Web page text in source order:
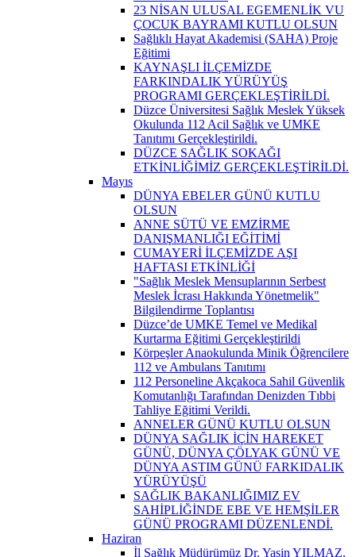
23 NİSAN ULUSAL EGEMENLİK VU
ÇOCUK BAYRAMI KUTLU OLSUN
Sağlıklı Hayat Akademisi (SAHA) Proje
Eğitimi
KAYNAŞLI İLÇEMİZDE
FARKINDALIK YÜRÜYÜŞ
PROGRAMI GERÇEKLEŞTİRİLDİ.
Düzce Üniversitesi Sağlık Meslek Yüksek
Okulunda 112 Acil Sağlık ve UMKE
Tanıtımı Gerçekleştirildi.
DÜZCE SAĞLIK SOKAĞI
ETKİNLİĞİMİZ GERÇEKLEŞTİRİLDİ.
Mayıs
DÜNYA EBELER GÜNÜ KUTLU
OLSUN
ANNE SÜTÜ VE EMZİRME
DANIŞMANLIĞI EĞİTİMİ
CUMAYERİ İLÇEMİZDE AŞI
HAFTASI ETKİNLİĞİ
"Sağlık Meslek Mensuplarının Serbest
Meslek İcrası Hakkında Yönetmelik"
Bilgilendirme Toplantısı
Düzce’de UMKE Temel ve Medikal
Kurtarma Eğitimi Gerçekleştirildi
Körpeşler Anaokulunda Minik Öğrencilere
112 ve Ambulans Tanıtımı
112 Personeline Akçakoca Sahil Güvenlik
Komutanlığı Tarafından Denizden Tıbbi
Tahliye Eğitimi Verildi.
ANNELER GÜNÜ KUTLU OLSUN
DÜNYA SAĞLIK İÇİN HAREKET
GÜNÜ, DÜNYA ÇÖLYAK GÜNÜ VE
DÜNYA ASTIM GÜNÜ FARKIDALIK
YÜRÜYÜŞÜ
SAĞLIK BAKANLIĞIMIZ EV
SAHİPLİĞİNDE EBE VE HEMŞİLER
GÜNÜ PROGRAMI DÜZENLENDİ.
Haziran
İl Sağlık Müdürümüz Dr. Yasin YILMAZ,